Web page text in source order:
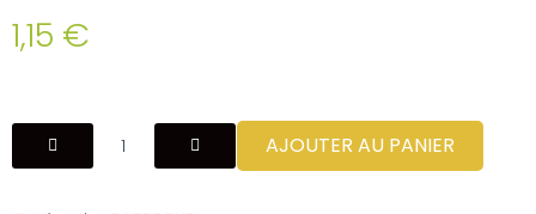
1,15 €
AJOUTER AU PANIER